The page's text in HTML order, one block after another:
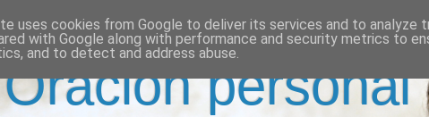
Oración personal
uses cookies from Google to deliver its services and to analyze
with Google along with performance and security metrics to
and to detect and address abuse.